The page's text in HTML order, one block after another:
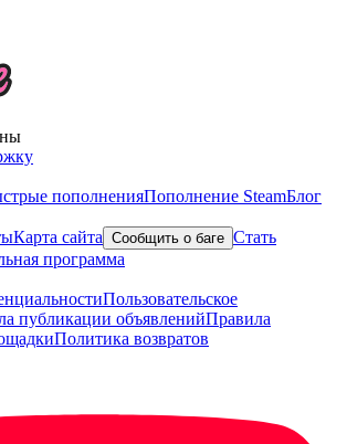
пополненияПополнение SteamБлог
Карта сайта Сообщить о баге Стать
программа
Пользовательское
публикации объявленийПравила
Политика возвратов